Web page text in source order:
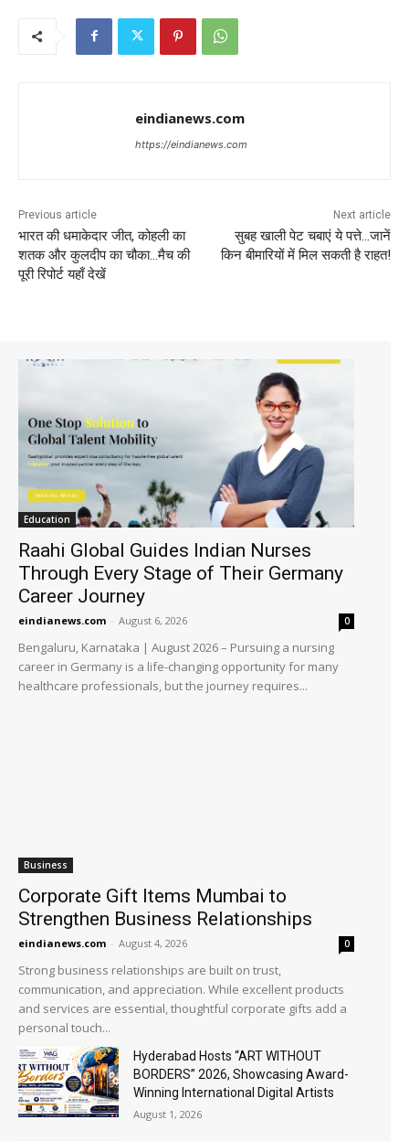
eindianews.com
https://eindianews.com
Previous article
भारत की धमाकेदार जीत, कोहली का
शतक और कुलदीप का चौका…मैच की
पूरी रिपोर्ट यहाँ देखें
Next article
सुबह खाली पेट चबाएं ये पत्ते…जानें
किन बीमारियों में मिल सकती है राहत!
Education
Raahi Global Guides Indian Nurses
Through Every Stage of Their Germany
Career Journey
eindianews.com - August 6, 2026 0
Bengaluru, Karnataka | August 2026 – Pursuing a nursing
career in Germany is a life-changing opportunity for many
healthcare professionals, but the journey requires...
Business
Corporate Gift Items Mumbai to
Strengthen Business Relationships
eindianews.com - August 4, 2026 0
Strong business relationships are built on trust,
communication, and appreciation. While excellent products
and services are essential, thoughtful corporate gifts add a
personal touch...
Hyderabad Hosts “ART WITHOUT
BORDERS” 2026, Showcasing Award-
Winning International Digital Artists
August 1, 2026